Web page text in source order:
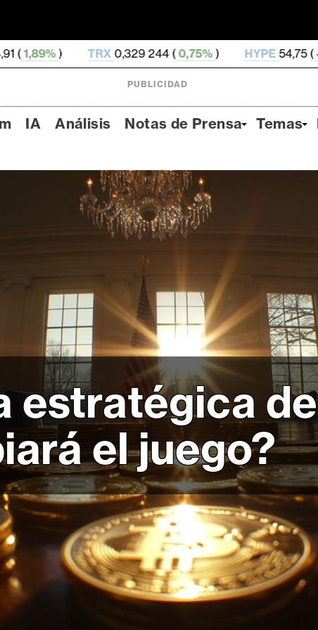
0,329 244 ( 0,75%) HYPE54,75 (-3,26%)
PUBLICIDAD
IA Análisis Notas de Prensa Temas
estratégica
el juego?